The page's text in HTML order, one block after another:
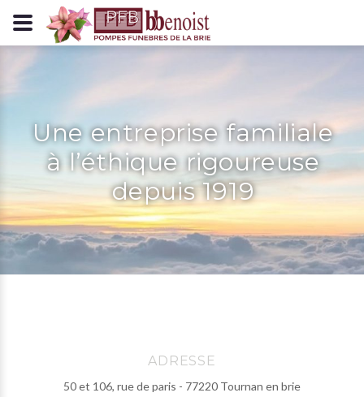
Panneau de gestion des cookies
Une entreprise familiale
à l’éthique rigoureuse
depuis 1919
ADRESSE
50 et 106, rue de paris - 77220 Tournan en brie